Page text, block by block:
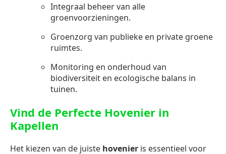
Integraal beheer van alle
groenvoorzieningen.
Groenzorg van publieke en private groene
ruimtes.
Monitoring en onderhoud van
biodiversiteit en ecologische balans in
tuinen.
Vind de Perfecte Hovenier in
Kapellen
Het kiezen van de juiste hovenier is essentieel voor